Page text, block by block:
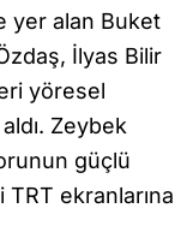
yer alan Buket
İlyas Bilir
yöresel
Zeybek
güçlü
ekranlarına